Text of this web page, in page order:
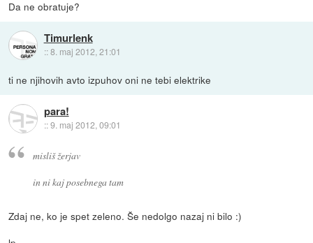
Da ne obratuje?
Timurlenk
::8. maj 2012, 21:01
ti ne njihovih avto izpuhov oni ne tebi elektrike
para!
::9. maj 2012, 09:01
misliš žerjav
in ni kaj posebnega tam
Zdaj ne, ko je spet zeleno. Še nedolgo nazaj ni bilo :)